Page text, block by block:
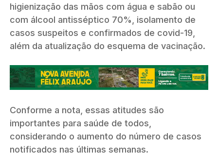
higienização das mãos com água e sabão ou
com álcool antisséptico 70%, isolamento de
casos suspeitos e confirmados de covid-19,
além da atualização do esquema de vacinação.
Conforme a nota, essas atitudes são
importantes para saúde de todos,
considerando o aumento do número de casos
notificados nas últimas semanas.